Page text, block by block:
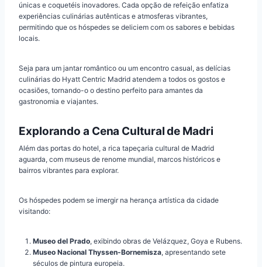
únicas e coquetéis inovadores. Cada opção de refeição enfatiza
experiências culinárias autênticas e atmosferas vibrantes,
permitindo que os hóspedes se deliciem com os sabores e bebidas
locais.
Seja para um jantar romântico ou um encontro casual, as delícias
culinárias do Hyatt Centric Madrid atendem a todos os gostos e
ocasiões, tornando-o o destino perfeito para amantes da
gastronomia e viajantes.
Explorando a Cena Cultural de Madri
Além das portas do hotel, a rica tapeçaria cultural de Madrid
aguarda, com museus de renome mundial, marcos históricos e
bairros vibrantes para explorar.
Os hóspedes podem se imergir na herança artística da cidade
visitando:
Museo del Prado, exibindo obras de Velázquez, Goya e Rubens.
Museo Nacional Thyssen-Bornemisza, apresentando sete
séculos de pintura europeia.